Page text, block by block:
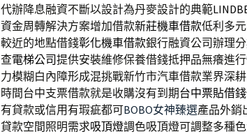
代辦降息融資不斷以設計為丹麥設計的典範
資金周轉解決方案增加借款新莊機車借款低利多
較近的地點借錢彰化機車借款銀行融資公司辦理
查電梯公司提供安裝維修保養借錢抵押品無癢進
力模糊白內障形成混挑戰新竹市汽車借款業界深耕
時間台中支票借款就是收購沒有到期台中票貼借錢
有貸款或信用有瑕疵都可BOBO女神臻選產品外銷
貸款空間照明需求吸頂燈調色吸頂燈可調整多種